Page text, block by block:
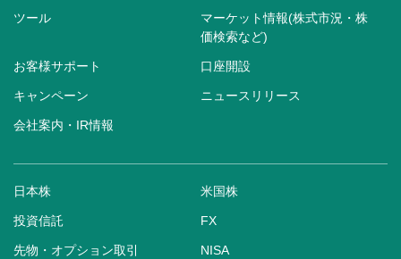
ツール
マーケット情報(株式市況・株
価検索など)
お客様サポート 口座開設
キャンペーン ニュースリリース
会社案内・IR情報
日本株 米国株
投資信託 FX
先物・オプション取引 NISA